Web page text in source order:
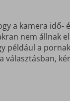
a kamera idő-
nem állnak
például a
választásban,